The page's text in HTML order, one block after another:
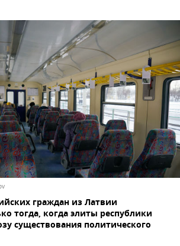
граждан из Латвии
тогда, когда элиты республики
существования политического